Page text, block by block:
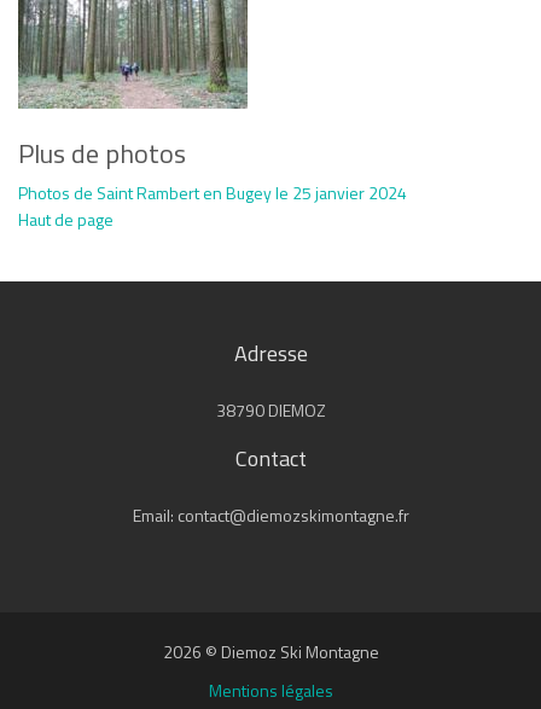
Plus de photos
Photos de Saint Rambert en Bugey le 25 janvier 2024
Haut de page
Adresse
38790 DIEMOZ
Contact
Email: contact@diemozskimontagne.fr
2026 © Diemoz Ski Montagne
Mentions légales